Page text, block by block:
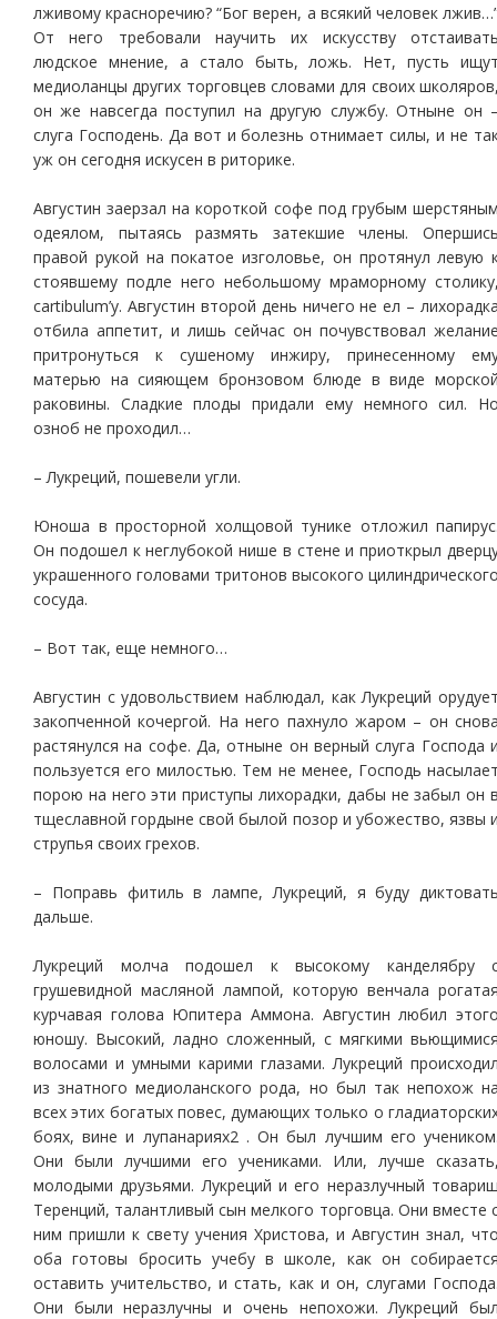
лживому красноречию? “Бог верен, а всякий человек
От него требовали научить их искусству
людское мнение, а стало быть, ложь. Нет, пусть
медиоланцы других торговцев словами для своих
он же навсегда поступил на другую службу. Отныне он
слуга Господень. Да вот и болезнь отнимает силы, и не
уж он сегодня искусен в риторике.
Августин заерзал на короткой софе под грубым
одеялом, пытаясь размять затекшие члены.
правой рукой на покатое изголовье, он протянул левую
стоявшему подле него небольшому мраморному
cartibulum’у. Августин второй день ничего не ел –
отбила аппетит, и лишь сейчас он почувствовал
притронуться к сушеному инжиру, принесенному
матерью на сияющем бронзовом блюде в виде
раковины. Сладкие плоды придали ему немного сил.
озноб не проходил…
– Лукреций, пошевели угли.
Юноша в просторной холщовой тунике отложил
Он подошел к неглубокой нише в стене и приоткрыл
украшенного головами тритонов высокого
сосуда.
– Вот так, еще немного…
Августин с удовольствием наблюдал, как Лукреций
закопченной кочергой. На него пахнуло жаром – он
растянулся на софе. Да, отныне он верный слуга Господа
пользуется его милостью. Тем не менее, Господь
порою на него эти приступы лихорадки, дабы не забыл он
тщеславной гордыне свой былой позор и убожество, язвы
струпья своих грехов.
– Поправь фитиль в лампе, Лукреций, я буду
дальше.
Лукреций молча подошел к высокому канделябру
грушевидной масляной лампой, которую венчала
курчавая голова Юпитера Аммона. Августин любил
юношу. Высокий, ладно сложенный, с мягкими
волосами и умными карими глазами. Лукреций
из знатного медиоланского рода, но был так непохож
всех этих богатых повес, думающих только о
боях, вине и лупанариях2 . Он был лучшим его
Они были лучшими его учениками. Или, лучше
молодыми друзьями. Лукреций и его неразлучный
Теренций, талантливый сын мелкого торговца. Они вместе
ним пришли к свету учения Христова, и Августин знал,
оба готовы бросить учебу в школе, как он
оставить учительство, и стать, как и он, слугами
Они были неразлучны и очень непохожи. Лукреций